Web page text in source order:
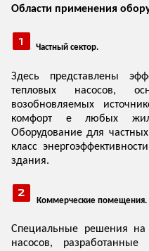
Области применения
Частный сектор.
Здесь представлены
тепловых насосов,
возобновляемых
комфорт е любых
Оборудование для
класс
здания.
Коммерческие помещения.
Специальные решения на
насосов,